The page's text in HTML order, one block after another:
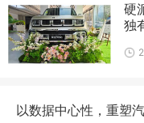
硬
独
以数据中心性，重塑